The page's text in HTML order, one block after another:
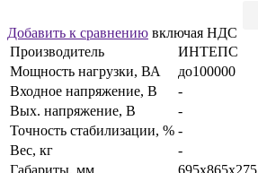
Добавить к сравнению включая НДС
Производитель
ИНТЕПС
Мощность нагрузки, ВА
до100000
Входное напряжение, В
-
Вых. напряжение, В
-
Точность стабилизации, % -
Вес, кг
-
Габариты, мм
695х865х275